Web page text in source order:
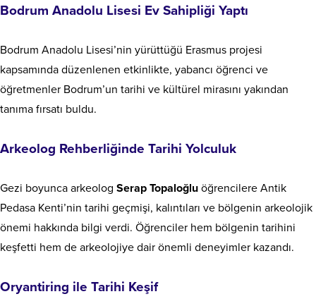
Bodrum Anadolu Lisesi Ev Sahipliği Yaptı
Bodrum Anadolu Lisesi’nin yürüttüğü Erasmus projesi
kapsamında düzenlenen etkinlikte, yabancı öğrenci ve
öğretmenler Bodrum’un tarihi ve kültürel mirasını yakından
tanıma fırsatı buldu.
Arkeolog Rehberliğinde Tarihi Yolculuk
Gezi boyunca arkeolog Serap Topaloğlu öğrencilere Antik
Pedasa Kenti’nin tarihi geçmişi, kalıntıları ve bölgenin arkeolojik
önemi hakkında bilgi verdi. Öğrenciler hem bölgenin tarihini
keşfetti hem de arkeolojiye dair önemli deneyimler kazandı.
Oryantiring ile Tarihi Keşif